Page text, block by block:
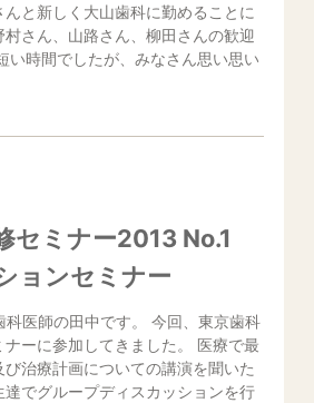
と新しく大山歯科に勤めることに
さん、山路さん、柳田さんの歓迎
い時間でしたが、みなさん思い思い
セミナー2013 No.1
ョンセミナー
医師の田中です。 今回、東京歯科
ーに参加してきました。 医療で最
び治療計画についての講演を聞いた
達でグループディスカッションを行